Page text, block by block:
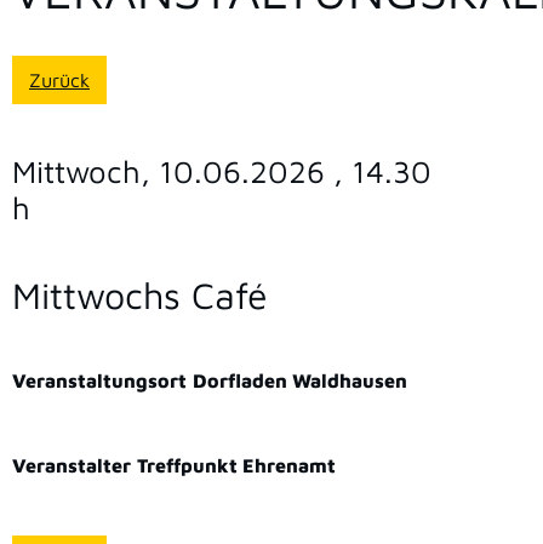
Zurück
Mittwoch, 10.06.2026 , 14.30
h
Mittwochs Café
Veranstaltungsort Dorfladen Waldhausen
Veranstalter Treffpunkt Ehrenamt